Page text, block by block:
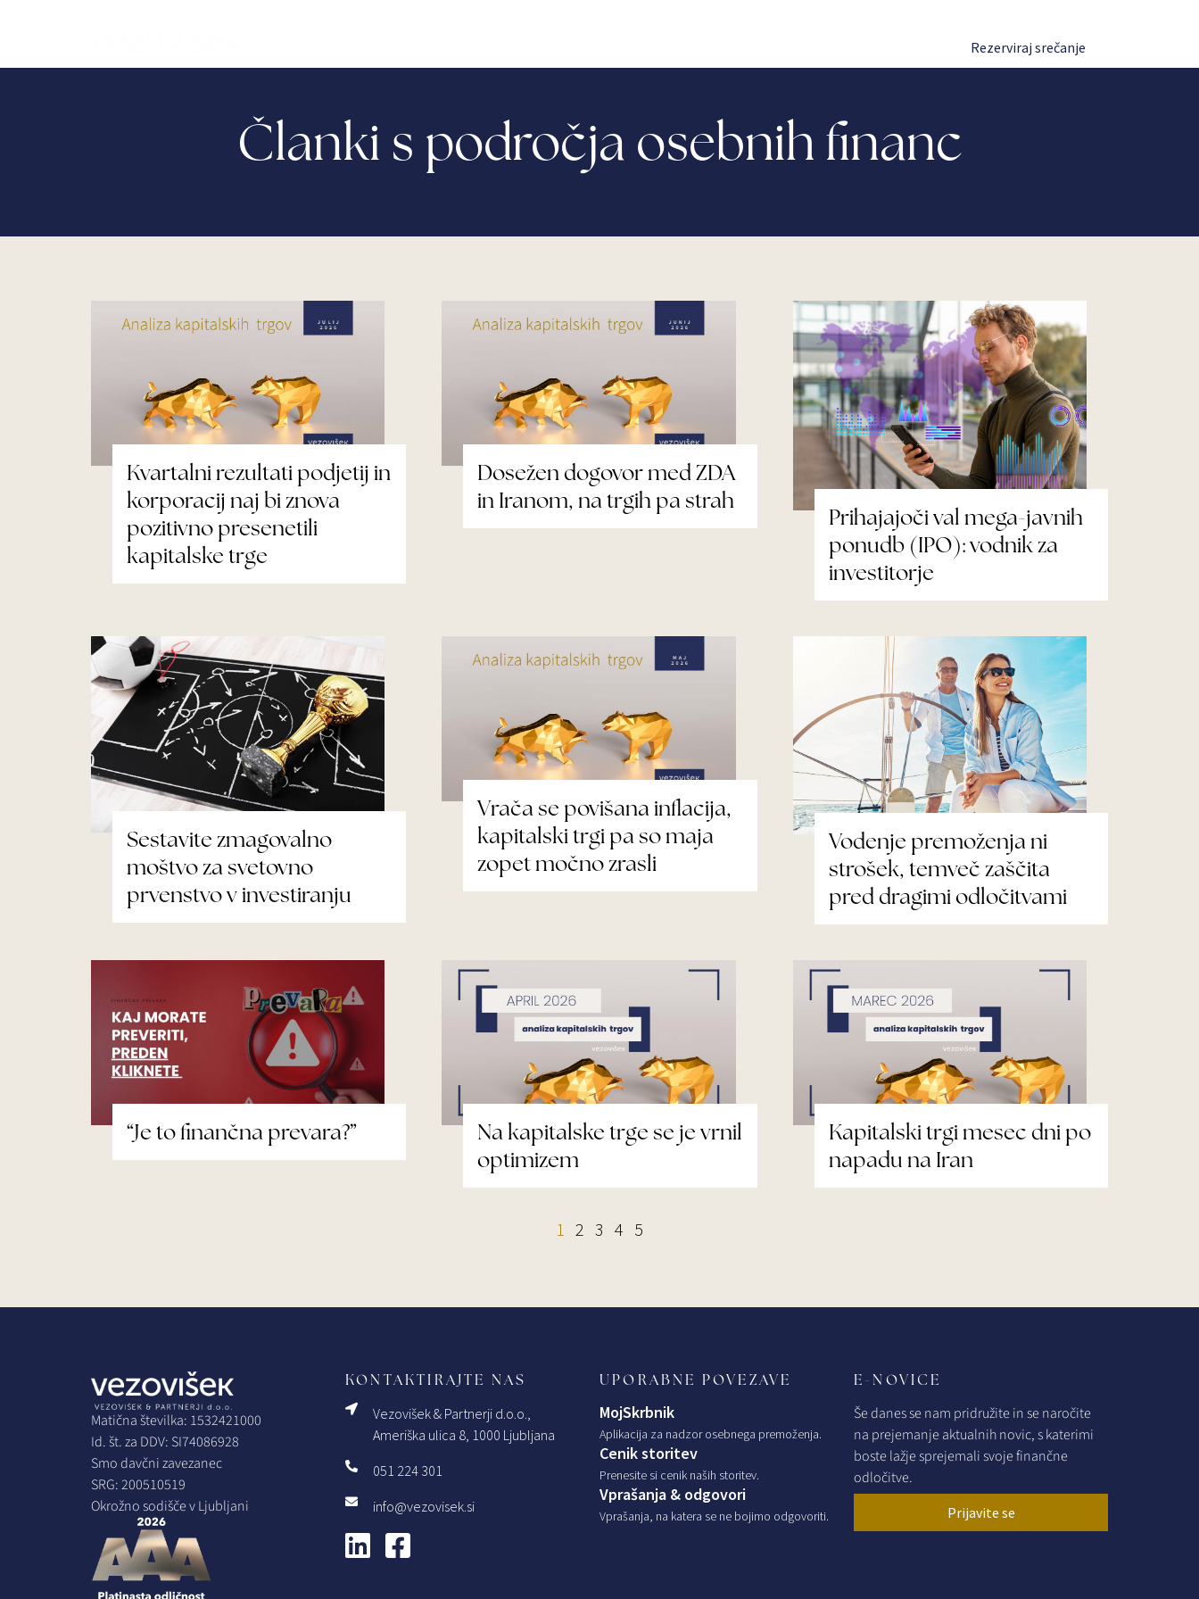
Rezerviraj srečanje
Članki s področja osebnih financ
Kvartalni rezultati podjetij in
korporacij naj bi znova
pozitivno presenetili
kapitalske trge
Dosežen dogovor med ZDA
in Iranom, na trgih pa strah
Prihajajoči val mega-javnih
ponudb (IPO): vodnik za
investitorje
Sestavite zmagovalno
moštvo za svetovno
prvenstvo v investiranju
Vrača se povišana inflacija,
kapitalski trgi pa so maja
zopet močno zrasli
Vodenje premoženja ni
strošek, temveč zaščita
pred dragimi odločitvami
“Je to finančna prevara?”
Na kapitalske trge se je vrnil
optimizem
Kapitalski trgi mesec dni po
napadu na Iran
1 2 3 4 5
Matična številka: 1532421000
Id. št. za DDV: SI74086928
Smo davčni zavezanec
SRG: 200510519
Okrožno sodišče v Ljubljani
KONTAKTIRAJTE NAS
Vezovišek & Partnerji d.o.o.,
Ameriška ulica 8, 1000 Ljubljana
051 224 301
info@vezovisek.si
UPORABNE POVEZAVE
MojSkrbnik
Aplikacija za nadzor osebnega premoženja.
Cenik storitev
Prenesite si cenik naših storitev.
Vprašanja & odgovori
Vprašanja, na katera se ne bojimo odgovoriti.
E-NOVICE
Še danes se nam pridružite in se naročite
na prejemanje aktualnih novic, s katerimi
boste lažje sprejemali svoje finančne
odločitve.
Prijavite se